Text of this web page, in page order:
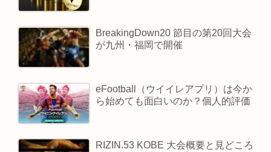
BreakingDown20 節目の第20回大会
が九州・福岡で開催
eFootball（ウイイレアプリ）は今か
ら始めても面白いのか？個人的評価
RIZIN.53 KOBE 大会概要と見どころ